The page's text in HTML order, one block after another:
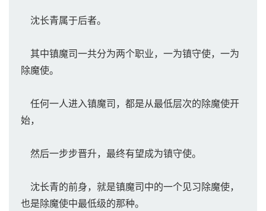
沈长青属于后者。
其中镇魔司一共分为两个职业，一为镇守使，一为
除魔使。
任何一人进入镇魔司，都是从最低层次的除魔使开
始，
然后一步步晋升，最终有望成为镇守使。
沈长青的前身，就是镇魔司中的一个见习除魔使，
也是除魔使中最低级的那种。